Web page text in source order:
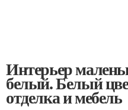
Интерьер
белый. Белый
отделка и мебель